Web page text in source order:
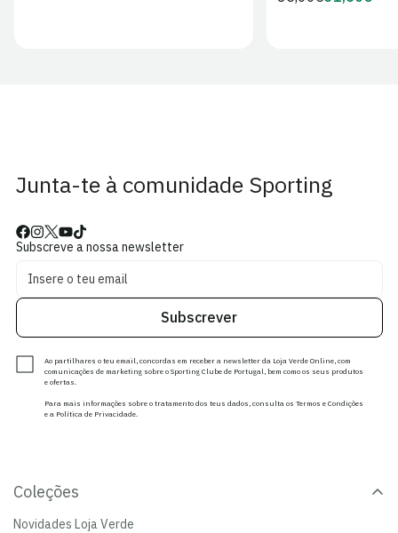
Junta-te à comunidade Sporting
Subscreve a nossa newsletter
Subscrever
Ao partilhares o teu email, concordas em receber a newsletter da Loja Verde Online, com
comunicações de marketing sobre o Sporting Clube de Portugal, bem como os seus produtos
e ofertas.
Para mais informações sobre o tratamento dos teus dados, consulta os Termos e Condições
e a Política de Privacidade.
Coleções
Novidades Loja Verde